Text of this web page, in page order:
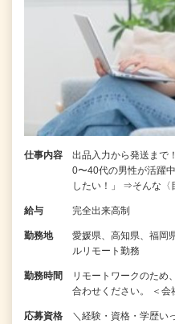
仕事内容
出品入力から発送まで
0〜40代の男性が活躍
したい！」 ⇒そんな
給与 完全出来高制
勤務地
愛媛県、高知県、福
ルリモート勤務
勤務時間
リモートワークのため
合わせください。 ＜
応募資格 ＼経験・資格・学歴い